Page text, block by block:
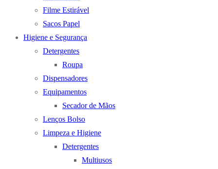
Filme Estirável
Sacos Papel
Higiene e Segurança
Detergentes
Roupa
Dispensadores
Equipamentos
Secador de Mãos
Lenços Bolso
Limpeza e Higiene
Detergentes
Multiusos